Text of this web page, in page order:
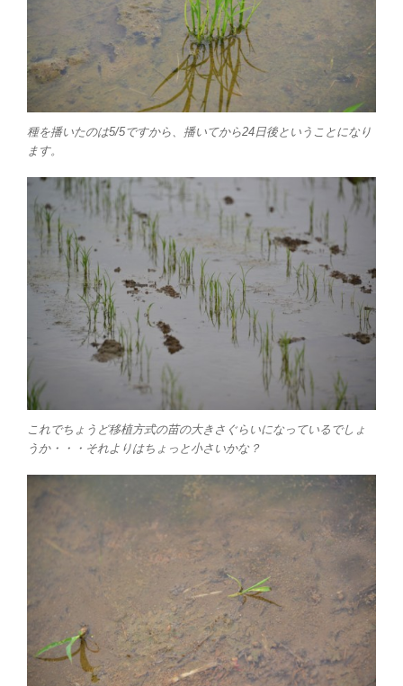
種を播いたのは5/5ですから、播いてから24日後ということになり
ます。
これでちょうど移植方式の苗の大きさぐらいになっているでしょ
うか・・・それよりはちょっと小さいかな？